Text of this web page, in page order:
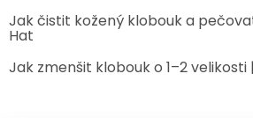
Jak čistit kožený klobouk a
Hat
Jak zmenšit klobouk o 1–2